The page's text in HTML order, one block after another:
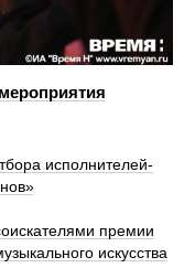
исполнителей-
премии
искусства